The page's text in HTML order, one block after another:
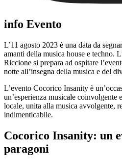
info Evento
L’11 agosto 2023 è una data da
amanti della musica house e techno.
Riccione si prepara ad ospitare
notte all’insegna della musica e del
L’evento Cocorico Insanity è
un’esperienza musicale coinvolgente
locale, unita alla musica avvolgente,
indimenticabile.
Cocorico Insanity: un
paragoni